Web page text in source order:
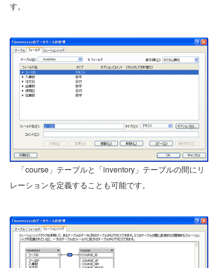
す。
「course」テーブルと「inventory」テーブルの間にリ
レーションを定義することも可能です。